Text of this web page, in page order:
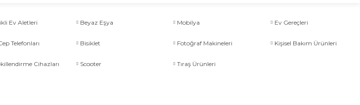
Ev Aletleri Beyaz Eşya Mobilya Ev Gereçleri
Telefonları Bisiklet Fotoğraf Makineleri Kişisel Bakım Ürünleri
Cihazları Scooter Tıraş Ürünleri